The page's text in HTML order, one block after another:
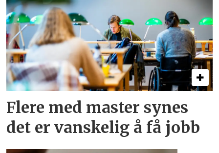
Flere med master synes
det er vanskelig å få jobb